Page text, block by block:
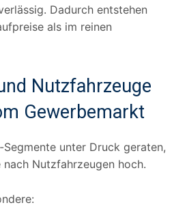
Dadurch entstehen
als im reinen
Nutzfahrzeuge
Gewerbemarkt
unter Druck geraten,
Nutzfahrzeugen hoch.